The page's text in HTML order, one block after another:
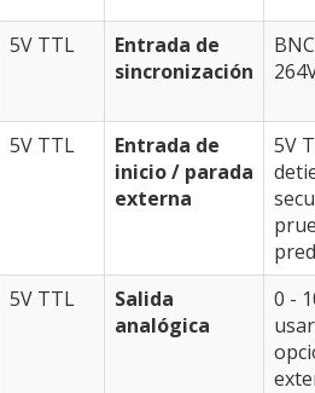
5V TTL
Entrada de
sincronización
5V TTL
Entrada de
inicio / parada
externa
5V
5V TTL
Salida
analógica
0 -